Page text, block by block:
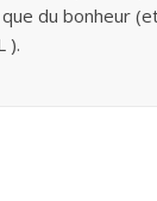
du bonheur
).